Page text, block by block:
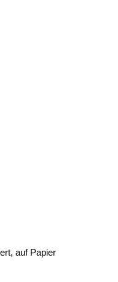
auf Papier